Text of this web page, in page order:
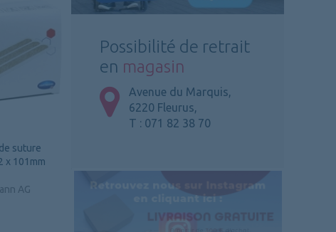
suture
x 101mm
AG
Possibilité de retrait
en magasin
Avenue du Marquis,
6220 Fleurus,
T : 071 82 38 70